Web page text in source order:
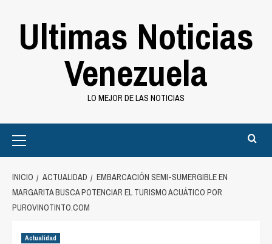
Ultimas Noticias
Venezuela
LO MEJOR DE LAS NOTICIAS
Menu
INICIO ACTUALIDAD
EMBARCACIÓN SEMI-SUMERGIBLE EN
MARGARITA BUSCA POTENCIAR EL TURISMO ACUÁTICO POR
PUROVINOTINTO.COM
Actualidad